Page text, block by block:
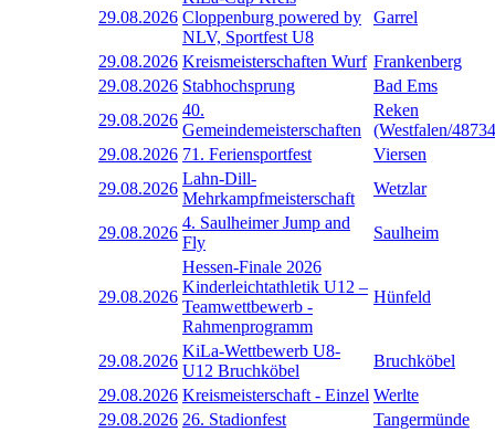
29.08.2026 Cloppenburg powered by
NLV, Sportfest U8
Garrel
29.08.2026 Kreismeisterschaften Wurf Frankenberg
29.08.2026 Stabhochsprung
Bad Ems
29.08.2026
40.
Gemeindemeisterschaften
Reken
(Westfalen/
29.08.2026 71. Feriensportfest
Viersen
29.08.2026
Lahn-Dill-
Mehrkampfmeisterschaft
Wetzlar
29.08.2026
4. Saulheimer Jump and
Fly
Saulheim
29.08.2026
Hessen-Finale 2026
Kinderleichtathletik U12 –
Teamwettbewerb -
Rahmenprogramm
Hünfeld
29.08.2026
KiLa-Wettbewerb U8-
U12 Bruchköbel
Bruchköbel
29.08.2026 Kreismeisterschaft - Einzel Werlte
29.08.2026 26. Stadionfest
Tangermünde